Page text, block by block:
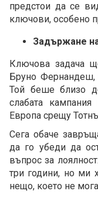
предстои да се
ключови, особено
Задържане
Ключова задача
Бруно Фернандеш,
Той беше близо
слабата
Европа срещу
Сега обаче
да го убеди да
въпрос за
три години, но ми
нещо, което не